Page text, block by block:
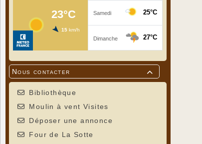

Nous contacter
Bibliothèque
Moulin à vent Visites
Déposer une annonce
Four de La Sotte